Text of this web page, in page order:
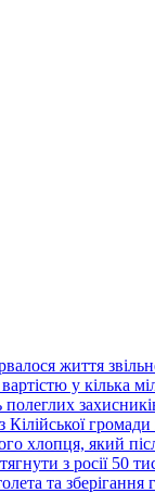
життя
у кілька
Кілійської
хлопця, який
з росії 50
та